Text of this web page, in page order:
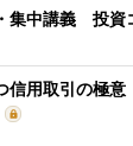
集中講義 投資
信用取引の極